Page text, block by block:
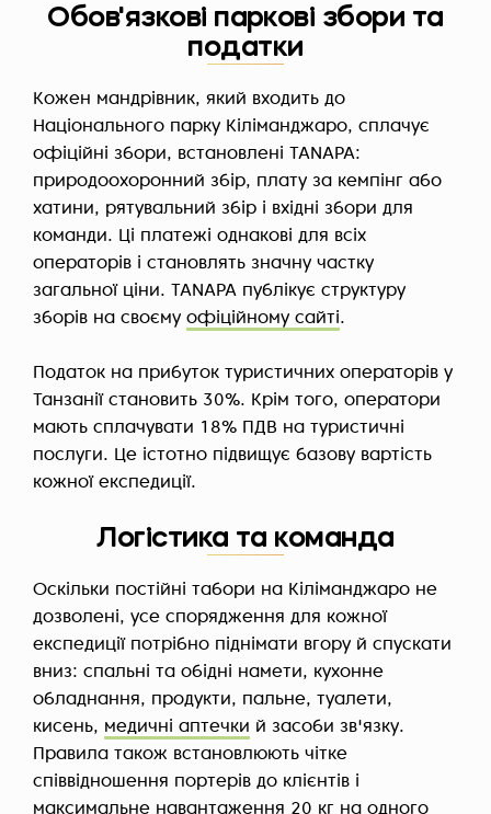
Обов'язкові паркові збори та
податки
Кожен мандрівник, який входить до
Національного парку Кіліманджаро, сплачує
офіційні збори, встановлені TANAPA:
природоохоронний збір, плату за кемпінг або
хатини, рятувальний збір і вхідні збори для
команди. Ці платежі однакові для всіх
операторів і становлять значну частку
загальної ціни. TANAPA публікує структуру
зборів на своєму офіційному сайті.
Податок на прибуток туристичних операторів у
Танзанії становить 30%. Крім того, оператори
мають сплачувати 18% ПДВ на туристичні
послуги. Це істотно підвищує базову вартість
кожної експедиції.
Логістика та команда
Оскільки постійні табори на Кіліманджаро не
дозволені, усе спорядження для кожної
експедиції потрібно піднімати вгору й спускати
вниз: спальні та обідні намети, кухонне
обладнання, продукти, пальне, туалети,
кисень, медичні аптечки й засоби зв'язку.
Правила також встановлюють чітке
співвідношення портерів до клієнтів і
максимальне навантаження 20 кг на одного